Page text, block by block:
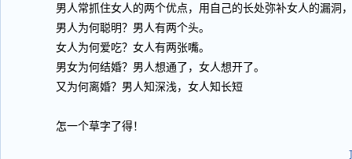
男人常抓住女人的两个优点，用自己的长处弥补女人的漏洞
男人为何聪明？男人有两个头。
女人为何爱吃？女人有两张嘴。
男女为何结婚？男人想通了，女人想开了。
又为何离婚？男人知深浅，女人知长短
怎一个草字了得！